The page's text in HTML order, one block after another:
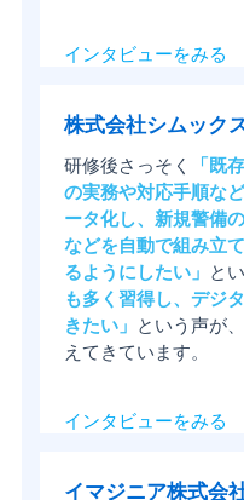
インタビューをみる
株式会社シムック
研修後さっそく
「既
の実務や対応手順な
ータ化し、新規警備
などを自動で組み立
るようにしたい」 と
も多く習得し、デジ
きたい」 という声が
えてきています。
インタビューをみる
イマジニア株式会